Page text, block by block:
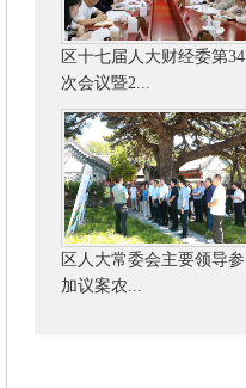
区十七届人大财经委第34
次会议暨2...
区人大常委会主要领导参
加议案农...